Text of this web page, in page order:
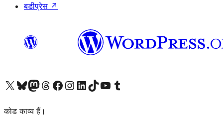
बडीप्रेस ↗
Visit our X (formerly Twitter) account
हमारे बलुस्की खाते पर जाएँVisit our Mastodon account
हमारे थ्रेड्स अकाउंट पर जाएंहमारे फेसबुक पेज पर जाएँहमारे इंस्टाग्राम अकाउंट पर जाएंहमारे लिंक्डइन खाते पर जाएँहमारे टिकटॉक खाते पर जाएँहमारे यूट्यूब चैनल पर जाएंहमारे Tumblr खाते पर जाएँ
कोड काव्य हैं।